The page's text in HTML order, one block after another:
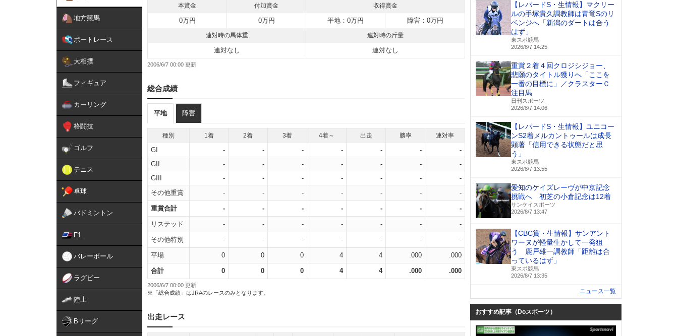
地方競馬
ボートレース
大相撲
フィギュア
カーリング
格闘技
ゴルフ
テニス
卓球
バドミントン
F1
バレーボール
ラグビー
陸上
Bリーグ
本賞金 付加賞金 収得賞金
0万円 0万円 平地：0万円 障害：0万円
連対時の馬体重 連対時の斤量
連対なし 連対なし
2006/6/7 00:00
総合成績
平地 障害
種別 1着 2着 3着 4着～ 出走 勝率 連対率
GI - - - - - -
-
GII
- - - - - -
-
GIII
- - - - - -
-
その他重賞
- - - - - - -
重賞合計 - - - - - - -
リステッド - - - - - - -
その他特別 - - - - - - -
平場 0 0 0 4 4 .000 .000
合計 0 0 0 4 4 .000 .000
2006/6/7 00:00 更新
※「総合成績」はJRAのレースのみとなります。
出走レース
【レパードS・生情報】マクリー
ルの手塚貴久調教師は青竜Sのリ
ベンジへ「新潟のダートは合う
はず」
東スポ競馬
2026/8/7 14:25
重賞２着４回クロジシジョー、
悲願のタイトル獲りへ「ここを
一番の目標に」／クラスターＣ
注目馬
日刊スポーツ
2026/8/7 14:06
【レパードS・生情報】ユニコー
ンS2着メルカントゥールは成長
顕著「信用できる状態だと思
う」
東スポ競馬
2026/8/7 13:55
愛知のケイズレーヴが中京記念
挑戦へ 初芝の小倉記念は12着
サンケイスポーツ
2026/8/7 13:47
【CBC賞・生情報】サンアント
ワーヌが軽量生かして一発狙
う 鹿戸雄一調教師「距離は合
っているはず」
東スポ競馬
2026/8/7 13:35
ニュース一覧
おすすめ記事（Doスポーツ）